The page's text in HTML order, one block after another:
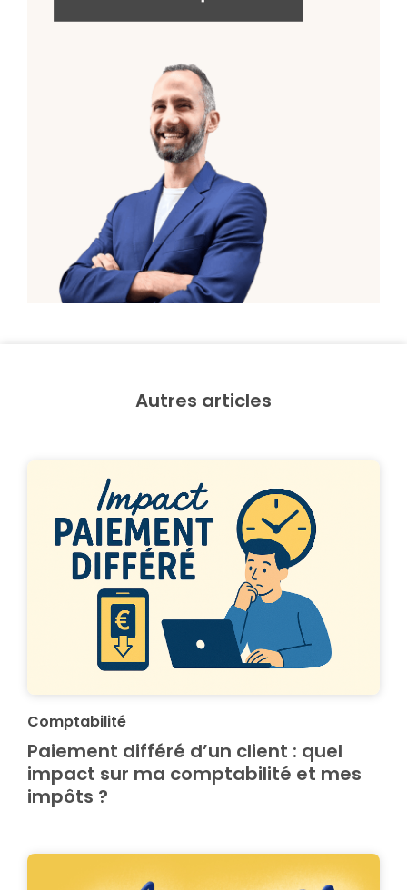
Autres articles
Comptabilité
Paiement différé d’un client : quel
impact sur ma comptabilité et mes
impôts ?